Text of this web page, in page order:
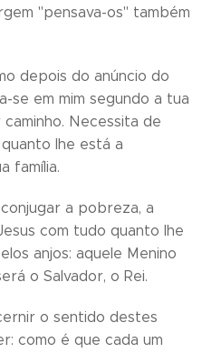
"pensava-os" também
depois do anúncio do
se em mim segundo a tua
Necessita de
lhe está a
família.
a pobreza, a
com tudo quanto lhe
anjos: aquele Menino
o Salvador, o Rei.
o sentido destes
como é que cada um